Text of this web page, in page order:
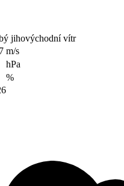
jihovýchodní vítr
m/s
hPa
%